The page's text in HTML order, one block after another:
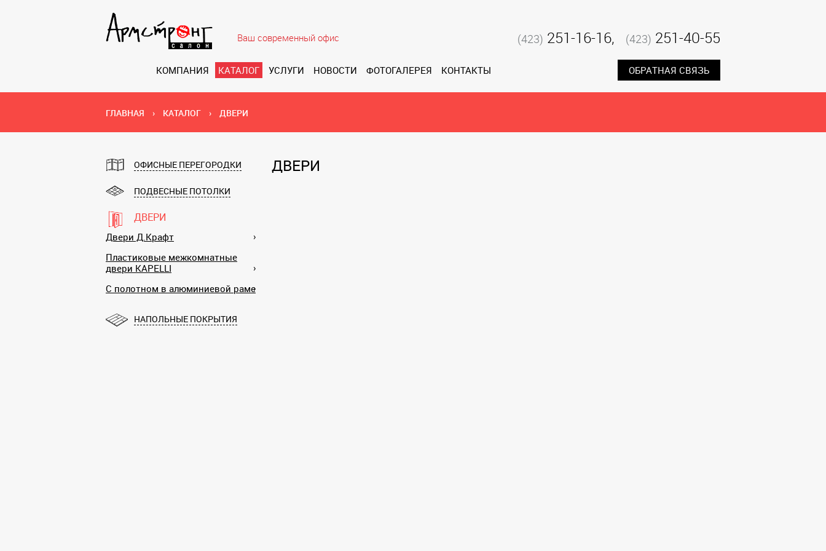
Ваш современный офис (423) 251-16-16, (423) 251-40-55
КОМПАНИЯ КАТАЛОГ УСЛУГИ НОВОСТИ ФОТОГАЛЕРЕЯ КОНТАКТЫ ОБРАТНАЯ СВЯЗЬ
ГЛАВНАЯ › КАТАЛОГ › ДВЕРИ
ДВЕРИ
ОФИСНЫЕ ПЕРЕГОРОДКИ
ПОДВЕСНЫЕ ПОТОЛКИ
ДВЕРИ
Двери Д.Крафт
Пластиковые межкомнатные
двери KAPELLI
С полотном в алюминиевой раме
НАПОЛЬНЫЕ ПОКРЫТИЯ